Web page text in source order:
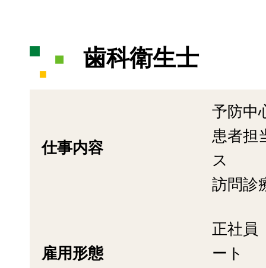
歯科衛生士
仕事内容
予防中
患者担
ス
訪問診
雇用形態
正社員
ート